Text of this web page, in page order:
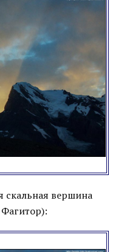
скальная вершина